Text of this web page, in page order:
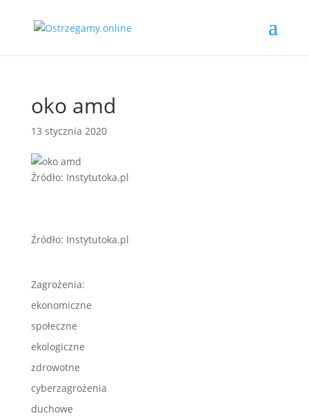
oko amd
13 stycznia 2020
Źródło: Instytutoka.pl
Źródło: Instytutoka.pl
Zagrożenia:
ekonomiczne
społeczne
ekologiczne
zdrowotne
cyberzagrożenia
duchowe